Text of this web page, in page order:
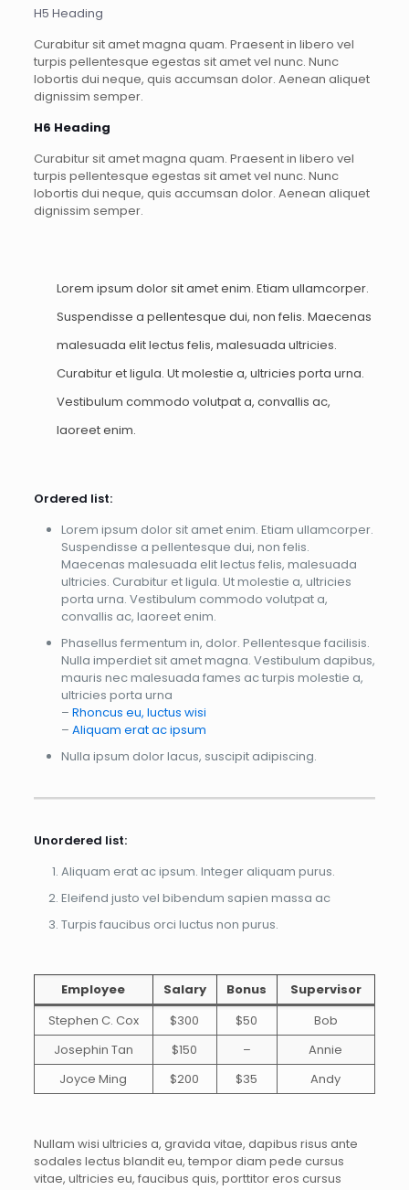
H5 Heading
Curabitur sit amet magna quam. Praesent in libero vel
turpis pellentesque egestas sit amet vel nunc. Nunc
lobortis dui neque, quis accumsan dolor. Aenean aliquet
dignissim semper.
H6 Heading
Curabitur sit amet magna quam. Praesent in libero vel
turpis pellentesque egestas sit amet vel nunc. Nunc
lobortis dui neque, quis accumsan dolor. Aenean aliquet
dignissim semper.
Lorem ipsum dolor sit amet enim. Etiam ullamcorper.
Suspendisse a pellentesque dui, non felis. Maecenas
malesuada elit lectus felis, malesuada ultricies.
Curabitur et ligula. Ut molestie a, ultricies porta urna.
Vestibulum commodo volutpat a, convallis ac,
laoreet enim.
Ordered list:
Lorem ipsum dolor sit amet enim. Etiam ullamcorper.
Suspendisse a pellentesque dui, non felis.
Maecenas malesuada elit lectus felis, malesuada
ultricies. Curabitur et ligula. Ut molestie a, ultricies
porta urna. Vestibulum commodo volutpat a,
convallis ac, laoreet enim.
Phasellus fermentum in, dolor. Pellentesque facilisis.
Nulla imperdiet sit amet magna. Vestibulum dapibus,
mauris nec malesuada fames ac turpis molestie a,
ultricies porta urna
– Rhoncus eu, luctus wisi
– Aliquam erat ac ipsum
Nulla ipsum dolor lacus, suscipit adipiscing.
Unordered list:
Aliquam erat ac ipsum. Integer aliquam purus.
Eleifend justo vel bibendum sapien massa ac
Turpis faucibus orci luctus non purus.
Employee Salary Bonus
Supervisor
Stephen C. Cox
$300 $50
Bob
Josephin Tan
$150 –
Annie
Joyce Ming
$200 $35 Andy
Nullam wisi ultricies a, gravida vitae, dapibus risus ante
sodales lectus blandit eu, tempor diam pede cursus
vitae, ultricies eu, faucibus quis, porttitor eros cursus